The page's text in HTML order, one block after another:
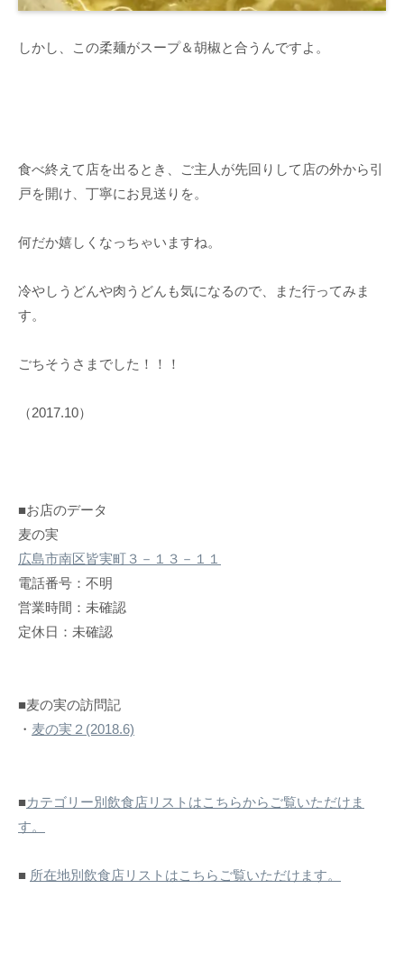
しかし、この柔麺がスープ＆胡椒と合うんですよ。
食べ終えて店を出るとき、ご主人が先回りして店の外から引
戸を開け、丁寧にお見送りを。
何だか嬉しくなっちゃいますね。
冷やしうどんや肉うどんも気になるので、また行ってみま
す。
ごちそうさまでした！！！
（2017.10）
■お店のデータ
麦の実
広島市南区皆実町３－１３－１１
電話番号：不明
営業時間：未確認
定休日：未確認
■麦の実の訪問記
・ 麦の実２(2018.6)
■カテゴリー別飲食店リストはこちらからご覧いただけま
す。
■ 所在地別飲食店リストはこちらご覧いただけます。